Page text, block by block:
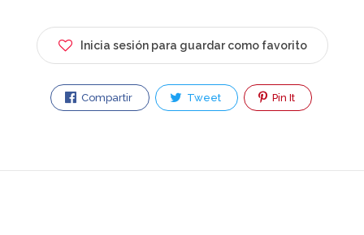
Inicia sesión para guardar como favorito
Compartir Tweet Pin It